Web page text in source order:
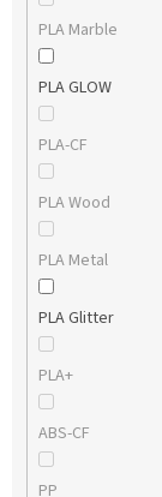
PLA Marble
PLA GLOW
PLA-CF
PLA Wood
PLA Metal
PLA Glitter
PLA+
ABS-CF
PP